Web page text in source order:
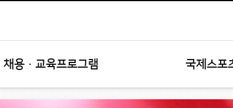
채용·교육프로그램 국제스포